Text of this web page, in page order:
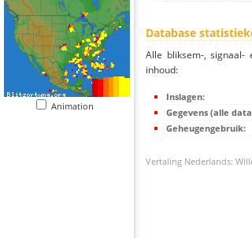
Animation
Database
Alle bliksem-, signaal-
inhoud:
Inslagen:
Gegevens (alle
Geheugengebruik:
Vertaling Nederlands: